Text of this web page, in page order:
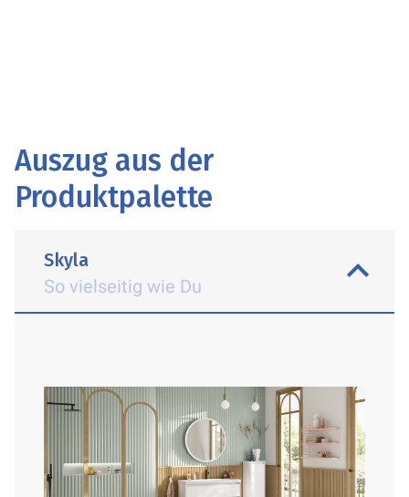
Auszug aus der
Produktpalette
Skyla
So vielseitig wie Du